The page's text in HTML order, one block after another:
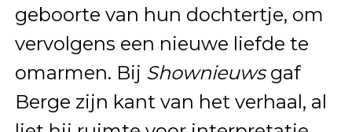
geboorte van hun dochtertje, om
vervolgens een nieuwe liefde te
omarmen. Bij Shownieuwsgaf
Berge zijn kant van het verhaal, al